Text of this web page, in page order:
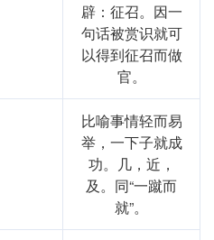
辟：征召。因一
句话被赏识就可
以得到征召而做
官。
比喻事情轻而易
举，一下子就成
功。几，近，
及。同“一蹴而
就”。